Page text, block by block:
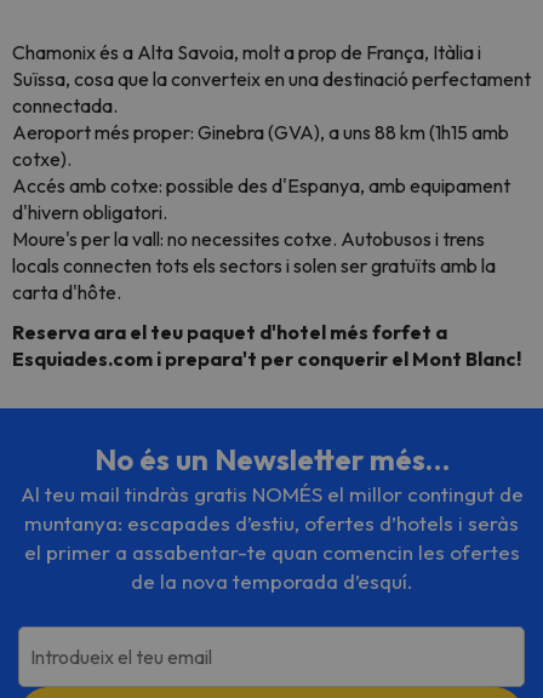
Chamonix és a Alta Savoia, molt a prop de França, Itàlia i
Suïssa, cosa que la converteix en una destinació perfectament
connectada.
Aeroport més proper: Ginebra (GVA), a uns 88 km (1h15 amb
cotxe).
Accés amb cotxe: possible des d'Espanya, amb equipament
d'hivern obligatori.
Moure's per la vall: no necessites cotxe. Autobusos i trens
locals connecten tots els sectors i solen ser gratuïts amb la
carta d'hôte.
Reserva ara el teu paquet d'hotel més forfet a
Esquiades.com i prepara't per conquerir el Mont Blanc!
No és un Newsletter més…
Al teu mail tindràs gratis NOMÉS el millor contingut de
muntanya: escapades d’estiu, ofertes d’hotels i seràs
el primer a assabentar-te quan comencin les ofertes
de la nova temporada d’esquí.
Introdueix el teu email